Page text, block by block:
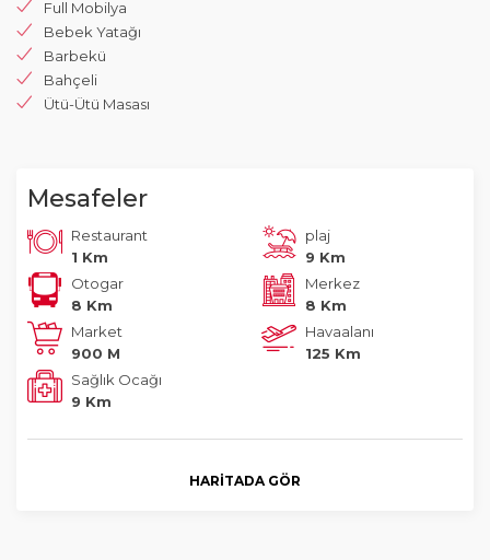
Full Mobilya
Bebek Yatağı
Barbekü
Bahçeli
Ütü-Ütü Masası
Mesafeler
Restaurant
1 Km
plaj
9 Km
Otogar
8 Km
Merkez
8 Km
Market
900 M
Havaalanı
125 Km
Sağlık Ocağı
9 Km
HARITADA GÖR